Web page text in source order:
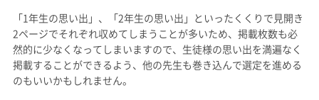
「1年生の思い出」、「2年生の思い出」といったくくりで見開き
2ページでそれぞれ収めてしまうことが多いため、掲載枚数も必
然的に少なくなってしまいますので、生徒様の思い出を満遍なく
掲載することができるよう、他の先生も巻き込んで選定を進める
のもいいかもしれません。